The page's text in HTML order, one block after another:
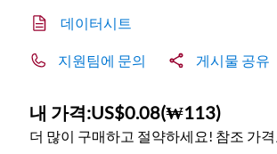
데이터시트
지원팀에 문의 게시물 공유
내 가격:US$0.08(₩113)
더 많이 구매하고 절약하세요! 참조 가